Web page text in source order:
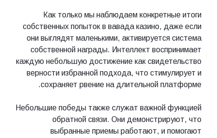
Как только мы наблюдаем конкретные итоги
собственных попыток в вавада казино, даже если
они выглядят маленькими, активируется система
собственной награды. Интеллект воспринимает
каждую небольшую достижение как свидетельство
верности избранной подхода, что стимулирует и
сохраняет рвение на длительной платформе.
Небольшие победы также служат важной функцией
обратной связи. Они демонстрируют, что
выбранные приемы работают, и помогают